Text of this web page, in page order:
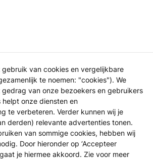
van cookies en vergelijkbare
te noemen: "cookies"). We
gedrag van onze bezoekers en gebruikers
helpt onze diensten en
te verbeteren. Verder kunnen wij je
derden) relevante advertenties tonen.
van sommige cookies, hebben wij
Door hieronder op ‘Accepteer
je hiermee akkoord. Zie voor meer